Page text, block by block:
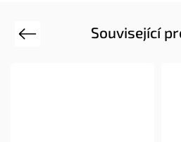
Související
Previous